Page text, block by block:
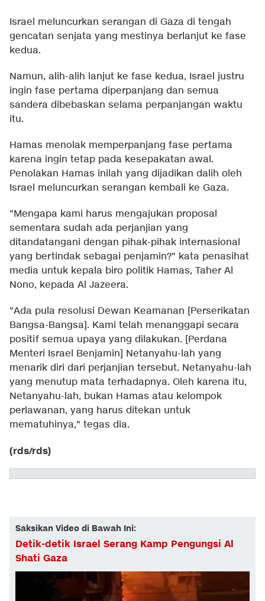
Israel meluncurkan serangan di Gaza di tengah
gencatan senjata yang mestinya berlanjut ke fase
kedua.
Namun, alih-alih lanjut ke fase kedua, Israel justru
ingin fase pertama diperpanjang dan semua
sandera dibebaskan selama perpanjangan waktu
itu.
Hamas menolak memperpanjang fase pertama
karena ingin tetap pada kesepakatan awal.
Penolakan Hamas inilah yang dijadikan dalih oleh
Israel meluncurkan serangan kembali ke Gaza.
"Mengapa kami harus mengajukan proposal
sementara sudah ada perjanjian yang
ditandatangani dengan pihak-pihak internasional
yang bertindak sebagai penjamin?" kata penasihat
media untuk kepala biro politik Hamas, Taher Al
Nono, kepada Al Jazeera.
"Ada pula resolusi Dewan Keamanan [Perserikatan
Bangsa-Bangsa]. Kami telah menanggapi secara
positif semua upaya yang dilakukan. [Perdana
Menteri Israel Benjamin] Netanyahu-lah yang
menarik diri dari perjanjian tersebut. Netanyahu-lah
yang menutup mata terhadapnya. Oleh karena itu,
Netanyahu-lah, bukan Hamas atau kelompok
perlawanan, yang harus ditekan untuk
mematuhinya," tegas dia.
(rds/rds)
Saksikan Video di Bawah Ini:
Detik-detik Israel Serang Kamp Pengungsi Al
Shati Gaza